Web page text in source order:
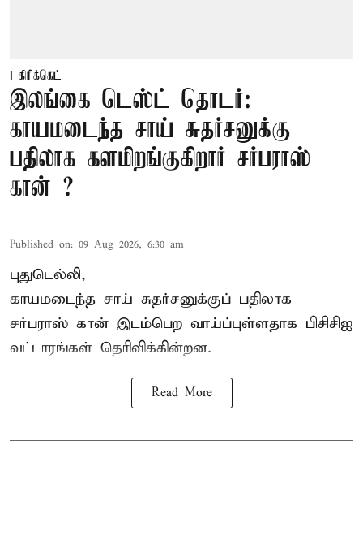
கிரிக்கெட்
இலங்கை டெஸ்ட் தொடர்:
காயமடைந்த சாய் சுதர்சனுக்கு
பதிலாக களமிறங்குகிறார் சர்பராஸ்
கான் ?
Published on: 09 Aug 2026, 6:30 am
புதுடெல்லி,
காயமடைந்த சாய் சுதர்சனுக்குப் பதிலாக
சர்பராஸ் கான் இடம்பெற வாய்ப்புள்ளதாக பிசிசிஐ
வட்டாரங்கள் தெரிவிக்கின்றன.
Read More